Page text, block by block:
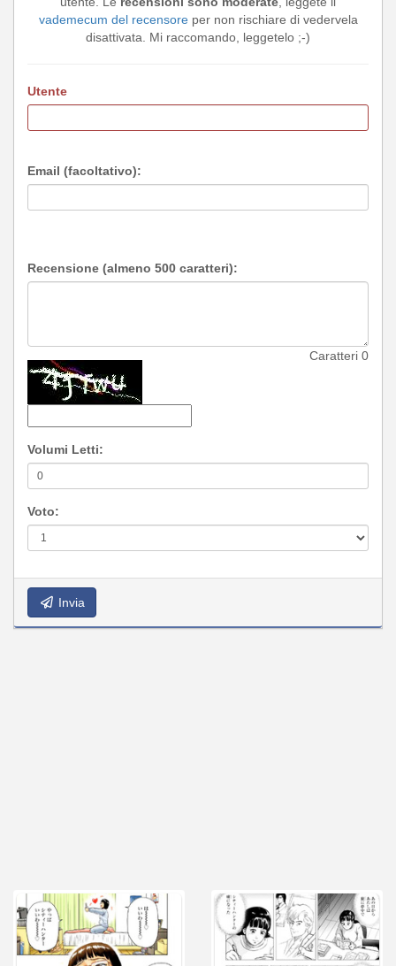
vademecum del recensoreper non rischiare di vedervela
disattivata. Mi raccomando, leggetelo ;-)
Utente
Email (facoltativo):
Recensione (almeno 500 caratteri):
Caratteri 0
Volumi Letti:
Voto:
Invia